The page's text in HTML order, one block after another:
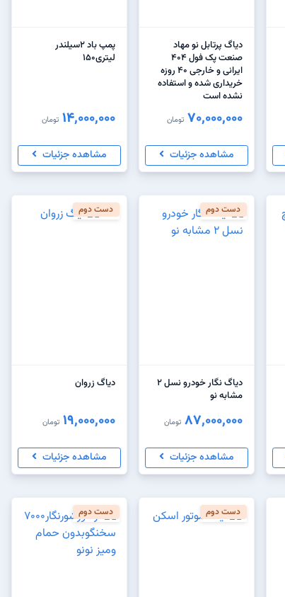
دیاگ پرتابل نو مهاد
صنعت پک فول 404
ایرانی و خارجی 40 روزه
خریداری شده و استفاده
نشده است
70,000,000 تومان
مشاهده جزئیات
پمپ باد 2سیلندر
14,000,000 تومان
مشاهده جزئیات
دست دوم
دیاگ نگار خودرو نسل ۲
مشابه نو
87,000,000 تومان
مشاهده جزئیات
دست دوم
دیاگ زروان
19,000,000 تومان
مشاهده جزئیات
دست دوم دست دوم